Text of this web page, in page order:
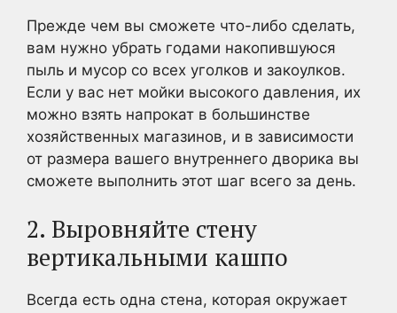
Прежде чем вы сможете что-либо сделать,
вам нужно убрать годами накопившуюся
пыль и мусор со всех уголков и закоулков.
Если у вас нет мойки высокого давления, их
можно взять напрокат в большинстве
хозяйственных магазинов, и в зависимости
от размера вашего внутреннего дворика вы
сможете выполнить этот шаг всего за день.
2. Выровняйте стену
вертикальными кашпо
Всегда есть одна стена, которая окружает